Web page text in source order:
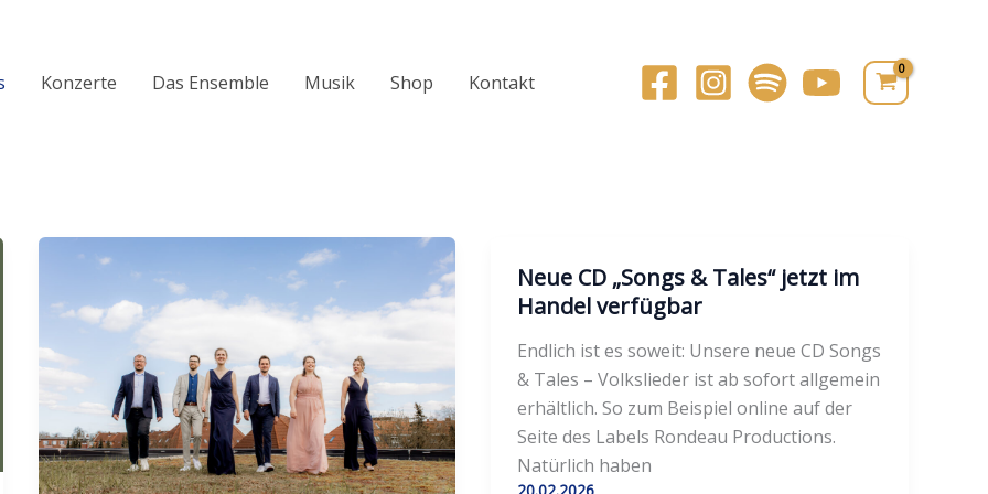
Konzerte Das Ensemble Musik Shop Kontakt
Neue CD „Songs & Tales“ jetzt im
Handel verfügbar
Endlich ist es soweit: Unsere neue CD Songs
& Tales – Volkslieder ist ab sofort allgemein
erhältlich. So zum Beispiel online auf der
Seite des Labels Rondeau Productions.
Natürlich haben